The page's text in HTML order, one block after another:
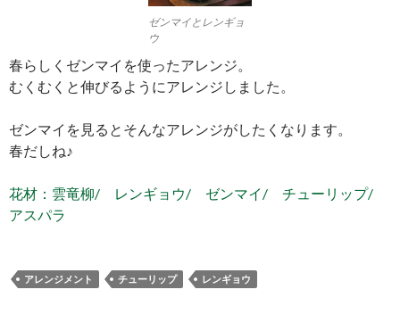
ゼンマイとレンギョ
ウ
春らしくゼンマイを使ったアレンジ。
むくむくと伸びるようにアレンジしました。
ゼンマイを見るとそんなアレンジがしたくなります。
春だしね♪
花材：雲竜柳/ レンギョウ/ ゼンマイ/ チューリップ/
アスパラ
アレンジメント チューリップ レンギョウ